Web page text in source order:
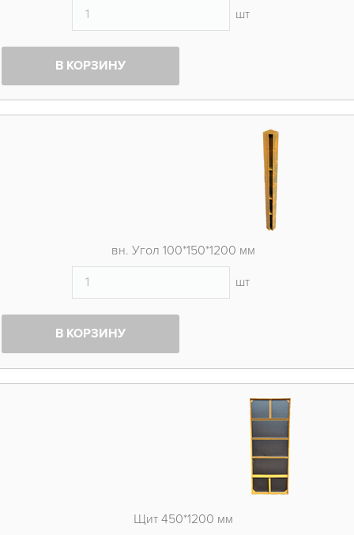
шт
В КОРЗИНУ
вн. Угол 100*150*1200 мм
шт
В КОРЗИНУ
Щит 450*1200 мм